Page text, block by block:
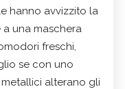
hanno avvizzito la
una maschera
freschi,
se con uno
alterano gli